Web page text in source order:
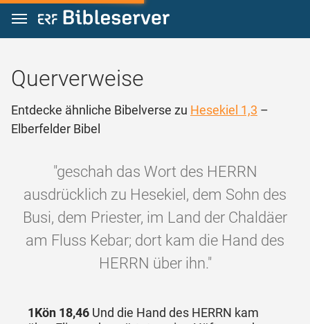
Zum Inhalt springen
Querverweise
Entdecke ähnliche Bibelverse zu Hesekiel 1,3 –
Elberfelder Bibel
"geschah das Wort des HERRN
ausdrücklich zu Hesekiel, dem Sohn des
Busi, dem Priester, im Land der Chaldäer
am Fluss Kebar; dort kam die Hand des
HERRN über ihn."
1Kön 18,46 Und die Hand des HERRN kam